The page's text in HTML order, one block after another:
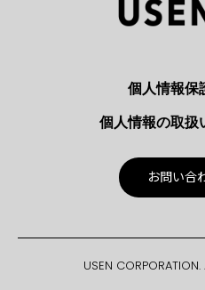
個人情報保
個人情報の取扱
お問い合
USEN